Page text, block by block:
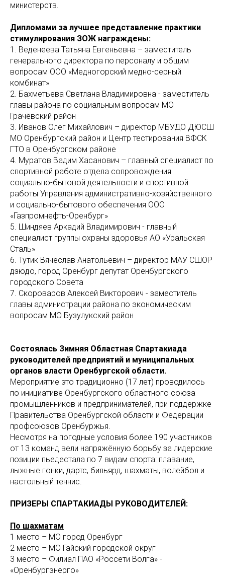
министерств.
Дипломами за лучшее представление практики
стимулирования ЗОЖ награждены:
1. Веденеева Татьяна Евгеньевна – заместитель
генерального директора по персоналу и общим
вопросам ООО «Медногорский медно-серный
комбинат»
2. Бахметьева Светлана Владимировна - заместитель
главы района по социальным вопросам МО
Грачёвский район
3. Иванов Олег Михайлович – директор МБУДО ДЮСШ
МО Оренбургский район и Центр тестирования ВФСК
ГТО в Оренбургском районе
4. Муратов Вадим Хасанович – главный специалист по
спортивной работе отдела сопровождения
социально-бытовой деятельности и спортивной
работы Управления административно-хозяйственного
и социально-бытового обеспечения ООО
«Газпромнефть-Оренбург»
5. Шиндяев Аркадий Владимирович - главный
специалист группы охраны здоровья АО «Уральская
Сталь»
6. Тутик Вячеслав Анатольевич – директор МАУ СШОР
дзюдо, город Оренбург депутат Оренбургского
городского Совета
7. Скороваров Алексей Викторович - заместитель
главы администрации района по экономическим
вопросам МО Бузулукский район
Состоялась Зимняя Областная Спартакиада
руководителей предприятий и муниципальных
органов власти Оренбургской области.
Мероприятие это традиционно (17 лет) проводилось
по инициативе Оренбургского областного союза
промышленников и предпринимателей, при поддержке
Правительства Оренбургской области и Федерации
профсоюзов Оренбуржья.
Несмотря на погодные условия более 190 участников
от 13 команд вели напряжённую борьбу за лидерские
позиции пьедестала по 7 видам спорта: плавание,
лыжные гонки, дартс, бильярд, шахматы, волейбол и
настольный теннис.
ПРИЗЕРЫ СПАРТАКИАДЫ РУКОВОДИТЕЛЕЙ:
По шахматам
1 место – МО город Оренбург
2 место – МО Гайский городской округ
3 место – Филиал ПАО «Россети Волга» -
«Оренбургэнерго»